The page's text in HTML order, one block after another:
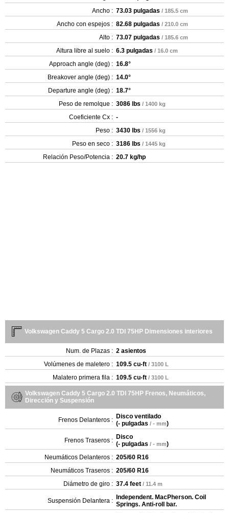
Ancho : 73.03 pulgadas / 185.5 cm
Ancho con espejos : 82.68 pulgadas / 210.0 cm
Alto : 73.07 pulgadas / 185.6 cm
Altura libre al suelo : 6.3 pulgadas / 16.0 cm
Approach angle (deg) : 16.8°
Breakover angle (deg) : 14.0°
Departure angle (deg) : 18.7°
Peso de remolque : 3086 lbs / 1400 kg
Coeficiente Cx : -
Peso : 3430 lbs / 1556 kg
Peso en seco : 3186 lbs / 1445 kg
Relación Peso/Potencia : 20.7 kg/hp
Volkswagen Caddy 5 Cargo 2.0 TDI 75HP Dimensiones interiores
Num. de Plazas : 2 asientos
Volúmenes de maletero : 109.5 cu-ft / 3100 L
Malatero primera fila : 109.5 cu-ft / 3100 L
Volkswagen Caddy 5 Cargo 2.0 TDI 75HP Frenos, Neumáticos,
Dirección y Suspensión
Frenos Delanteros : Disco ventilado
(- pulgadas / - mm)
Frenos Traseros : Disco
(- pulgadas / - mm)
Neumáticos Delanteros : 205/60 R16
Neumáticos Traseros : 205/60 R16
Diámetro de giro : 37.4 feet / 11.4 m
Suspensión Delantera : Independent. MacPherson. Coil
Springs. Anti-roll bar.